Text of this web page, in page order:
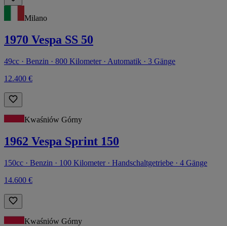
Milano
1970 Vespa SS 50
49cc · Benzin · 800 Kilometer · Automatik · 3 Gänge
12.400 €
Kwaśniów Górny
1962 Vespa Sprint 150
150cc · Benzin · 100 Kilometer · Handschaltgetriebe · 4 Gänge
14.600 €
Kwaśniów Górny